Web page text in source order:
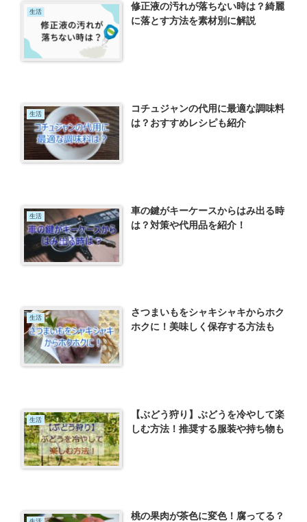
生活
修正液の汚れが落ちない時は？綺麗
に落とす方法を素材別に解説
生活
コチュジャンの代用に最適な調味料
は？おすすめレシピも紹介
生活
車の鍵がキーケースからはみ出る時
は？対策や代用品を紹介！
生活
さつまいもをシャキシャキからホク
ホクに！美味しく保存する方法も
生活
【ぶどう狩り】ぶどうを冷やして楽
しむ方法！推奨する服装や持ち物も
桃の果肉が茶色に変色！腐ってる？